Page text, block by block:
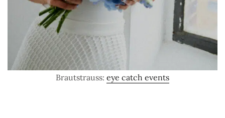
Brautstrauss: eye catch events